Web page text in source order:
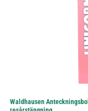
Waldhausen